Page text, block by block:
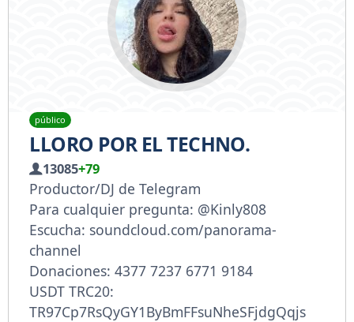
público
LLORO POR EL TECHNO.
13085+79
Productor/DJ de Telegram
Para cualquier pregunta: @Kinly808
Escucha: soundcloud.com/panorama-
channel
Donaciones: 4377 7237 6771 9184
USDT TRC20:
TR97Cp7RsQyGY1ByBmFFsuNheSFjdgQqjs